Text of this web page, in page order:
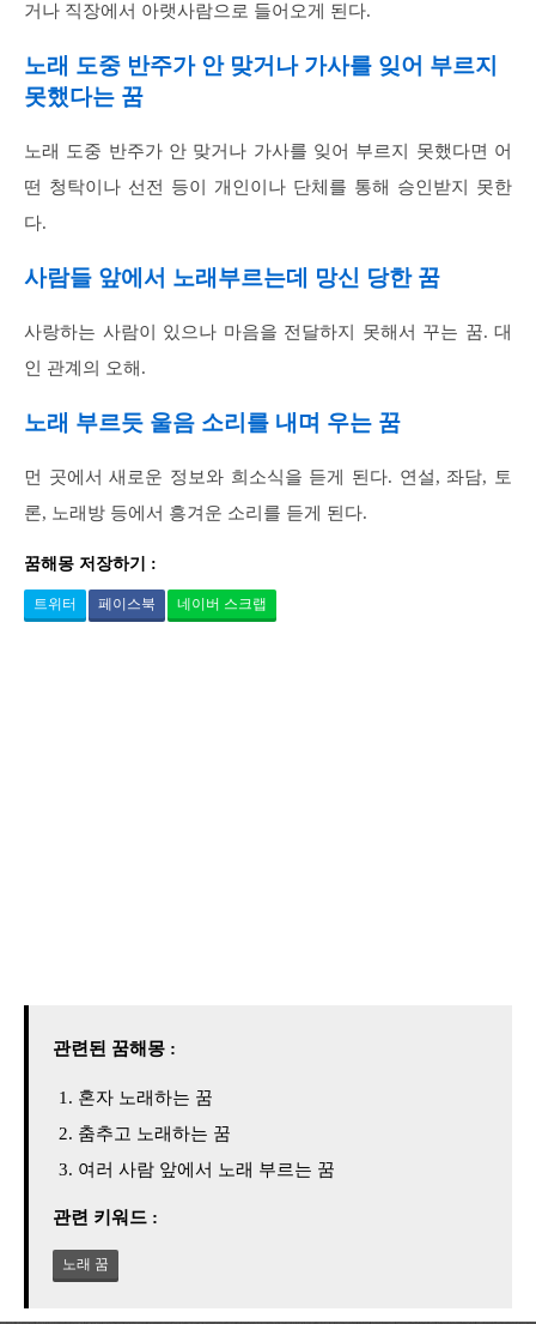
거나 직장에서 아랫사람으로 들어오게 된다.
노래 도중 반주가 안 맞거나 가사를 잊어 부르지
못했다는 꿈
노래 도중 반주가 안 맞거나 가사를 잊어 부르지 못했다면 어
떤 청탁이나 선전 등이 개인이나 단체를 통해 승인받지 못한
다.
사람들 앞에서 노래부르는데 망신 당한 꿈
사랑하는 사람이 있으나 마음을 전달하지 못해서 꾸는 꿈. 대
인 관계의 오해.
노래 부르듯 울음 소리를 내며 우는 꿈
먼 곳에서 새로운 정보와 희소식을 듣게 된다. 연설, 좌담, 토
론, 노래방 등에서 흥겨운 소리를 듣게 된다.
꿈해몽 저장하기 :
트위터 페이스북 네이버 스크랩
관련된 꿈해몽 :
혼자 노래하는 꿈
춤추고 노래하는 꿈
여러 사람 앞에서 노래 부르는 꿈
관련 키워드 :
노래 꿈